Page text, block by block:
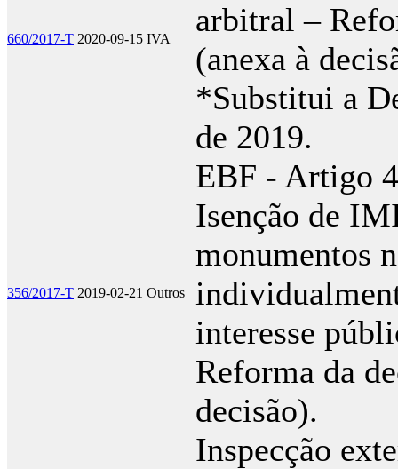
660/2017-T 2020-09-15 IVA
arbitral –
(anexa à
*Substitui a
de 2019.
356/2017-T 2019-02-21 Outros
EBF - Artigo
Isenção de
monumentos
interesse
Reforma da
decisão).
Inspecção